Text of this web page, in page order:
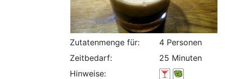
Zutatenmenge für:
4 Personen
Zeitbedarf:
25 Minuten
Hinweise: